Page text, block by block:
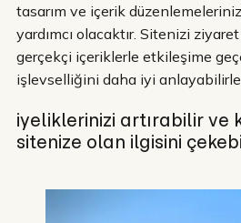
tasarım ve içerik
yardımcı olacaktır. Sitenizi ziyaret
gerçekçi içeriklerle etkileşime
işlevselliğini daha iyi
iyeliklerinizi artırabilir ve
sitenize olan ilgisini